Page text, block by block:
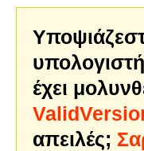
έχει
απειλές;